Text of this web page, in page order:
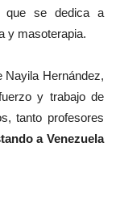
que se dedica a
y masoterapia.
Nayila Hernández,
y trabajo de
tanto profesores
a Venezuela